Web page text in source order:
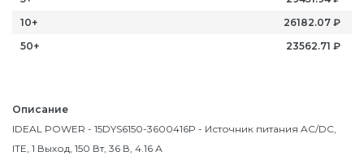
Описание
IDEAL POWER - 15DYS6150-3600416P - Источник питания AC/DC,
ITE, 1 Выход, 150 Вт, 36 В, 4.16 А
10+
26182.07 ₽
50+
23562.71 ₽